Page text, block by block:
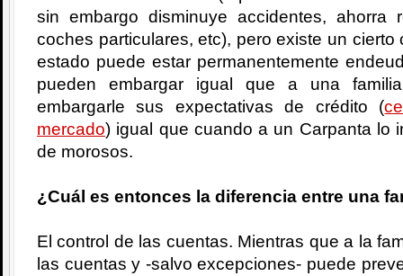
sin embargo disminuye accidentes, ahorra
coches particulares, etc), pero existe un
estado puede estar permanentemente
pueden embargar igual que a una
embargarle sus expectativas de crédito (
mercado) igual que cuando a un Carpanta lo
de morosos.
¿Cuál es entonces la diferencia entre una
El control de las cuentas. Mientras que a la
las cuentas y -salvo excepciones- puede